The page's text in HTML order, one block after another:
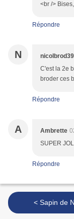
<br />
Répondre
N nicolbrod39
C'est la 2e
broder ces
Répondre
A Ambrette
SUPER
Répondre
< Sapin de